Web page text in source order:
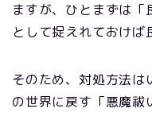
ますが、ひとまずは「
として捉えれておけば
そのため、対処方法は
の世界に戻す「悪魔祓